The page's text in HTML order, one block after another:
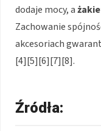
dodaje mocy, a
Zachowanie
akcesoriach
[4][5][6][7][8].
Źródła: